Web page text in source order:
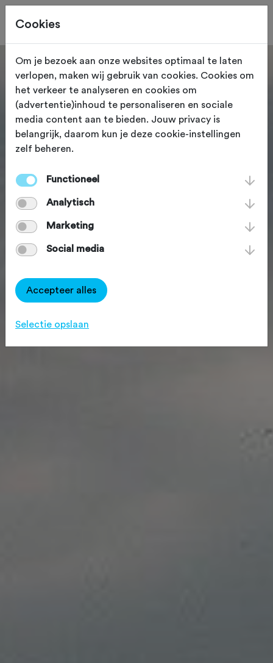
Cookies
Om je bezoek aan onze websites optimaal te laten
verlopen, maken wij gebruik van cookies. Cookies om
het verkeer te analyseren en cookies om
(advertentie)inhoud te personaliseren en sociale
media content aan te bieden. Jouw privacy is
belangrijk, daarom kun je deze cookie-instellingen
zelf beheren.
Functioneel
Analytisch
Marketing
Social media
Accepteer alles
Selectie opslaan